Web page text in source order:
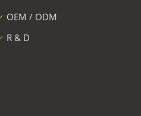
OEM / ODM
R & D